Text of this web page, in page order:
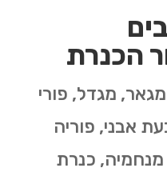
הכנרת
מגדל, פורי
אבני, פוריה
מנחמיה, כנרת